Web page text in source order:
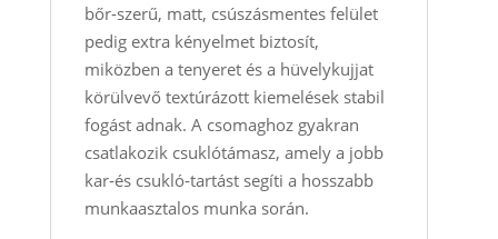
bőr‑szerű, matt, csúszásmentes felület
pedig extra kényelmet biztosít,
miközben a tenyeret és a hüvelykujjat
körülvevő textúrázott kiemelések stabil
fogást adnak. A csomaghoz gyakran
csatlakozik csuklótámasz, amely a jobb
kar‑és csukló‑tartást segíti a hosszabb
munkaasztalos munka során.